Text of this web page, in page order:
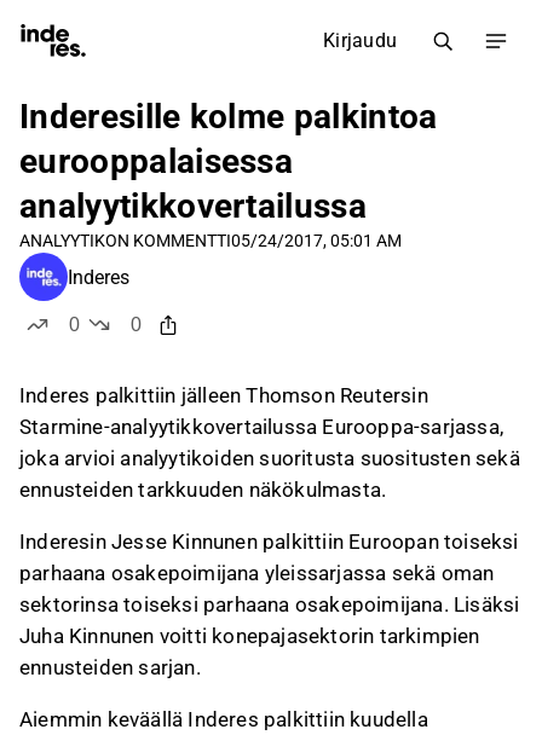
Kirjaudu
Inderesille kolme palkintoa
eurooppalaisessa
analyytikkovertailussa
ANALYYTIKON KOMMENTTI05/24/2017, 05:01 AM
Inderes
0
0
Inderes palkittiin jälleen Thomson Reutersin
Starmine-analyytikkovertailussa Eurooppa-sarjassa,
joka arvioi analyytikoiden suoritusta suositusten sekä
ennusteiden tarkkuuden näkökulmasta.
Inderesin Jesse Kinnunen palkittiin Euroopan toiseksi
parhaana osakepoimijana yleissarjassa sekä oman
sektorinsa toiseksi parhaana osakepoimijana. Lisäksi
Juha Kinnunen voitti konepajasektorin tarkimpien
ennusteiden sarjan.
Aiemmin keväällä Inderes palkittiin kuudella